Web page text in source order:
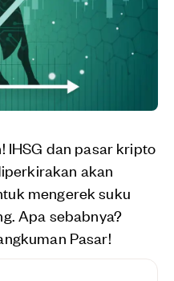
IHSG dan pasar kripto
akan
mengerek suku
Apa sebabnya?
Pasar!